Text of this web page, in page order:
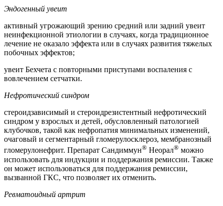
Эндогенный увеит
активный угрожающий зрению средний или задний увеит
неинфекционной этиологии в случаях, когда традиционное
лечение не оказало эффекта или в случаях развития тяжелых
побочных эффектов;
увеит Бехчета с повторными приступами воспаления с
вовлечением сетчатки.
Нефротический синдром
стероидзависимый и стероидрезистентный нефротический
синдром у взрослых и детей, обусловленный патологией
клубочков, такой как нефропатия минимальных изменений,
очаговый и сегментарный гломерулосклероз, мембранозный
гломерулонефрит. Препарат Сандиммун® Неорал® можно
использовать для индукции и поддержания ремиссии. Также
он может использоваться для поддержания ремиссии,
вызванной ГКС, что позволяет их отменить.
Ревматоидный артрит